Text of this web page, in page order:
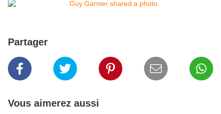
Partager
Vous aimerez aussi